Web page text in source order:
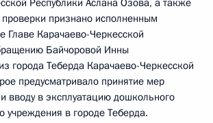
Республики Аслана Озова, а также
проверки признано исполненным
Главе Карачаево-Черкесской
Байчоровой Инны
города Теберда Карачаево-Черкесской
предусматривало принятие мер
и вводу в эксплуатацию дошкольного
учреждения в городе Теберда.